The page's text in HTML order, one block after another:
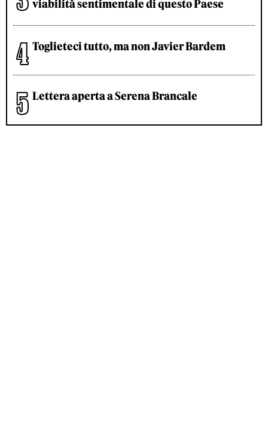
viabilità sentimentale di questo Paese
Toglieteci tutto, ma non Javier Bardem
Lettera aperta a Serena Brancale